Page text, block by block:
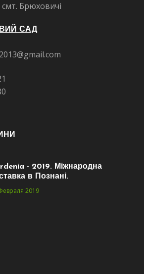
Брюховичі
САД
- 2019. Міжнародна
в Познані.
2019